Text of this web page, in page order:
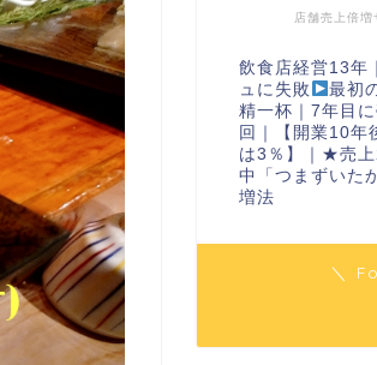
店舗売上倍
飲食店経営13年
ュに失敗
最初
精一杯｜7年目
回｜【開業10年
は3％】｜★売上
中「つまずいた
増法
＼